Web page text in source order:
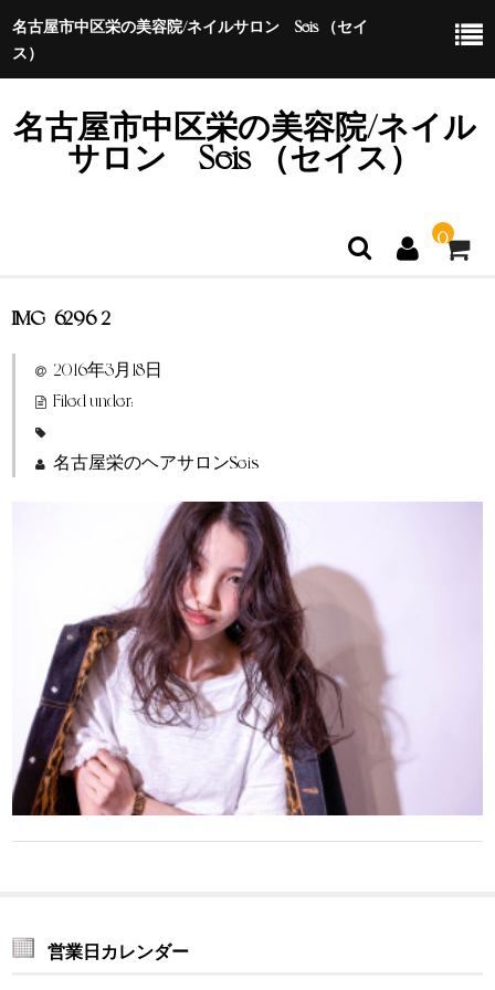
名古屋市中区栄の美容院/ネイルサロン Seis （セイ
ス）
名古屋市中区栄の美容院/ネイル
サロン Seis （セイス）
0
ホーム
特定商取引法に基づく表示
IMG_6296-2
2016年3月18日
Filed under:
名古屋栄のヘアサロンSeis
営業日カレンダー